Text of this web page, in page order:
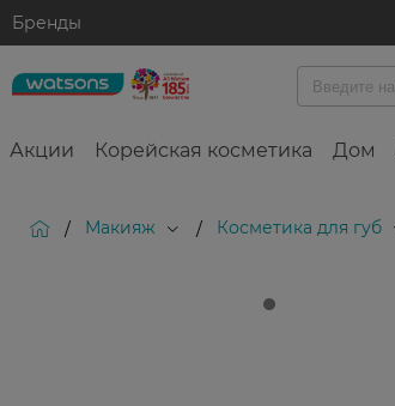
Бренды
Акции Корейская косметика Дом
/ Макияж / Косметика для губ